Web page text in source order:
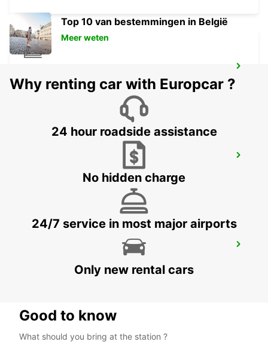
RENNES - FRANCE
CARENTAN - FRANCE
LUCHTHAVEN RENNES
Top 10 van bestemmingen in België
Meer weten
Why renting car with Europcar ?
24 hour roadside assistance
No hidden charge
24/7 service in most major airports
Only new rental cars
Good to know
What should you bring at the station ?